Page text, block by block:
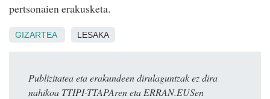
pertsonaien erakusketa.
GIZARTEA LESAKA
Publizitatea eta erakundeen dirulaguntzak ez dira
nahikoa TTIPI-TTAPAren eta ERRAN.EUSen